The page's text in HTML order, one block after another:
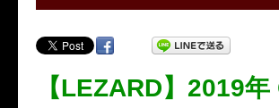
【LEZARD】2019